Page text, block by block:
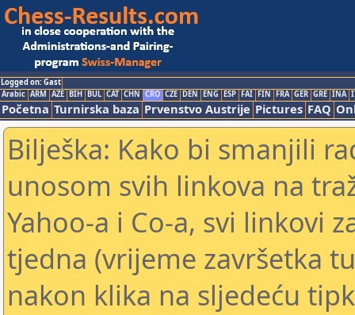
Logged on: Gast
Arabic ARM AZE BIH BUL CAT CHN CRO CZE DEN ENG ESP FAI FIN FRA GER GRE INA
Početna Turnirska baza Prvenstvo Austrije Pictures FAQ
Bilješka: Kako bi smanjili
unosom svih linkova na
Yahoo-a i Co-a, svi linkovi
tjedna (vrijeme završetka
nakon klika na sljedeću